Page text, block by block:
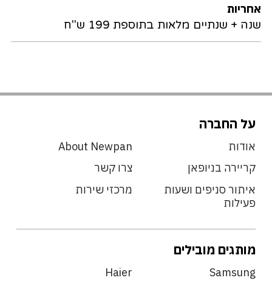
אחריות
שנה + שנתיים מלאות בתוספת 199 ש"ח
על החברה
אודות
About Newpan
קריירה בניופאן
צרו קשר
איתור סניפים ושעות
פעילות
מרכזי שירות
מותגים מובילים
Samsung
Haier